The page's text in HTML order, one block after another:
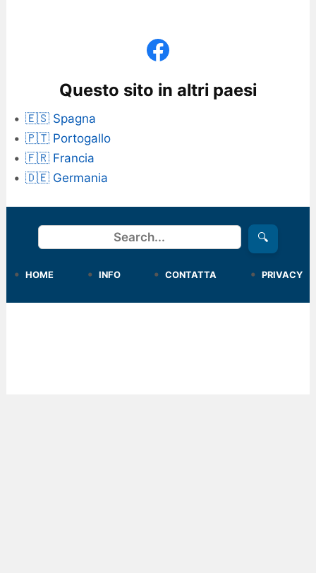
Questo sito in altri paesi
🇪🇸 Spagna
🇵🇹 Portogallo
🇫🇷 Francia
🇩🇪 Germania
Cerca 🔍
HOME INFO CONTATTA PRIVACY